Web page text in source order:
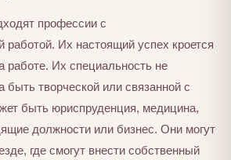
профессии с
работой. Их настоящий успех кроется
работе. Их специальность не
быть творческой или связанной с
быть юриспруденция, медицина,
должности или бизнес. Они могут
где смогут внести собственный